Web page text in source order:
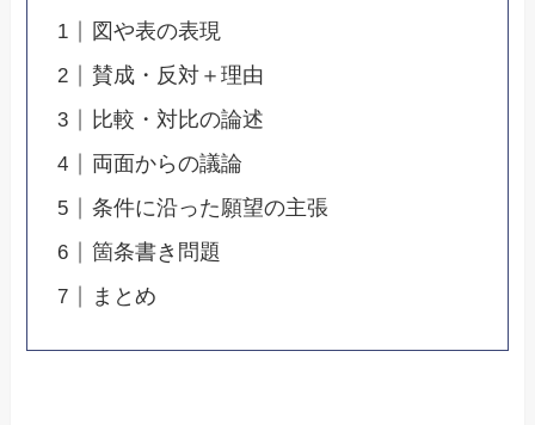
図や表の表現
賛成・反対＋理由
比較・対比の論述
両面からの議論
条件に沿った願望の主張
箇条書き問題
まとめ